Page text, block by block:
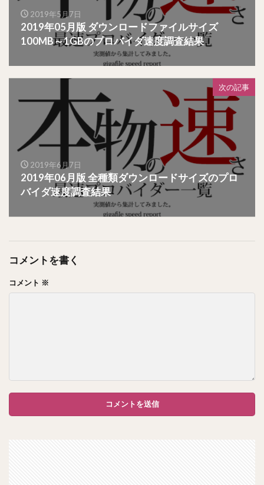
2019年5月7日
2019年05月版 ダウンロードファイルサイズ
100MB～1GBのプロバイダ速度調査結果
次の記事
2019年6月7日
2019年06月版 全種類ダウンロードサイズのプロ
バイダ速度調査結果
コメントを書く
コメント ※